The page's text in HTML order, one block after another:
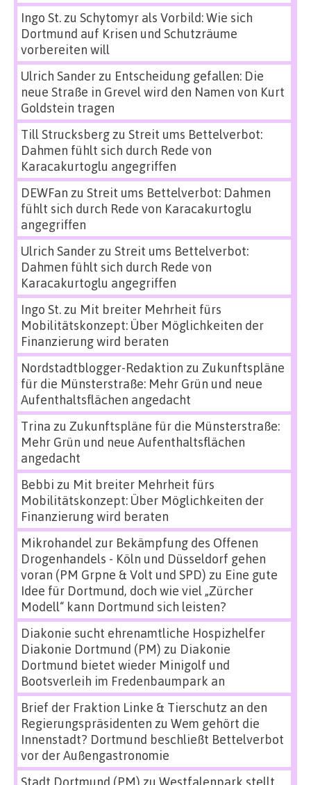
Ingo St.zu Schytomyr als Vorbild: Wie sich
Dortmund auf Krisen und Schutzräume
vorbereiten will
Ulrich Sanderzu Entscheidung gefallen: Die
neue Straße in Grevel wird den Namen von Kurt
Goldstein tragen
Till Strucksbergzu Streit ums Bettelverbot:
Dahmen fühlt sich durch Rede von
Karacakurtoglu angegriffen
DEWFan zu Streit ums Bettelverbot: Dahmen
fühlt sich durch Rede von Karacakurtoglu
angegriffen
Ulrich Sanderzu Streit ums Bettelverbot:
Dahmen fühlt sich durch Rede von
Karacakurtoglu angegriffen
Ingo St.zu Mit breiter Mehrheit fürs
Mobilitätskonzept: Über Möglichkeiten der
Finanzierung wird beraten
Nordstadtblogger-Redaktion zu Zukunftspläne
für die Münsterstraße: Mehr Grün und neue
Aufenthaltsflächen angedacht
Trina zu Zukunftspläne für die Münsterstraße:
Mehr Grün und neue Aufenthaltsflächen
angedacht
Bebbi zu Mit breiter Mehrheit fürs
Mobilitätskonzept: Über Möglichkeiten der
Finanzierung wird beraten
Mikrohandel zur Bekämpfung des Offenen
Drogenhandels - Köln und Düsseldorf gehen
voran (PM Grpne & Volt und SPD) zu Eine gute
Idee für Dortmund, doch wie viel „Zürcher
Modell“ kann Dortmund sich leisten?
Diakonie sucht ehrenamtliche Hospizhelfer
Diakonie Dortmund (PM) zu Diakonie
Dortmund bietet wieder Minigolf und
Bootsverleih im Fredenbaumpark an
Brief der Fraktion Linke & Tierschutz an den
Regierungspräsidenten zu Wem gehört die
Innenstadt? Dortmund beschließt Bettelverbot
vor der Außengastronomie
Stadt Dortmund (PM) zu Westfalenpark stellt